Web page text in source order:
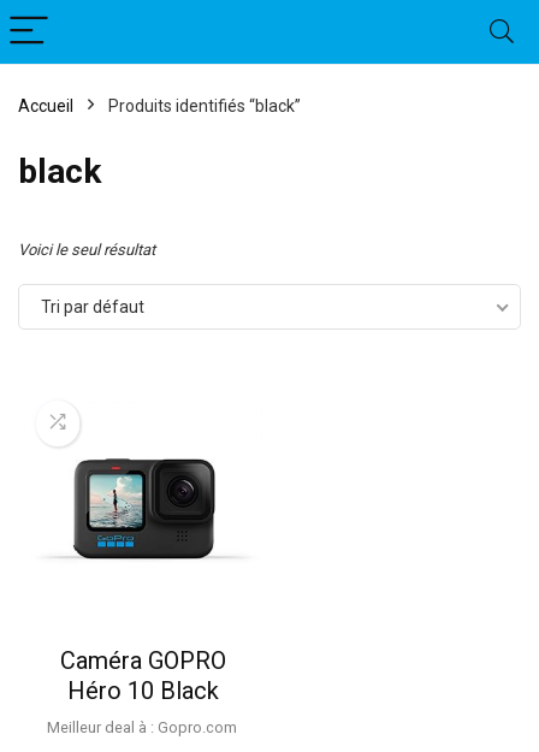
Accueil Produits identifiés “black”
black
Voici le seul résultat
Tri par défaut
Caméra GOPRO
Héro 10 Black
Meilleur deal à : gopro.com